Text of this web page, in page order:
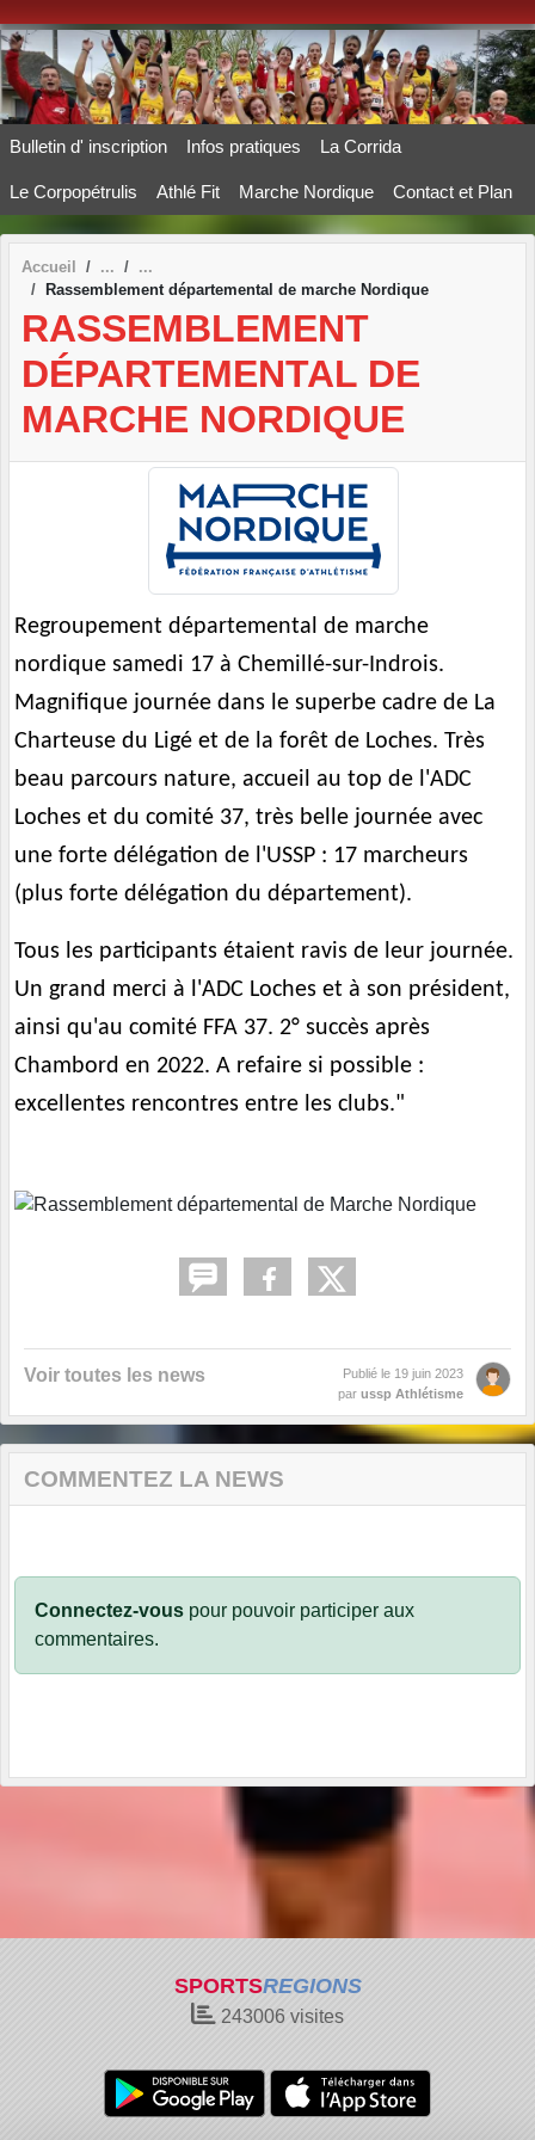
Bulletin d' inscription Infos pratiques La Corrida
Le Corpopétrulis Athlé Fit Marche Nordique Contact et Plan
Accueil
Rassemblement départemental de marche Nordique
RASSEMBLEMENT
DÉPARTEMENTAL DE
MARCHE NORDIQUE
Regroupement départemental de marche
nordique samedi 17 à Chemillé-sur-Indrois.
Magnifique journée dans le superbe cadre de La
Charteuse du Ligé et de la forêt de Loches. Très
beau parcours nature, accueil au top de l'ADC
Loches et du comité 37, très belle journée avec
une forte délégation de l'USSP : 17 marcheurs
(plus forte délégation du département).
Tous les participants étaient ravis de leur journée.
Un grand merci à l'ADC Loches et à son président,
ainsi qu'au comité FFA 37. 2° succès après
Chambord en 2022. A refaire si possible :
excellentes rencontres entre les clubs."
Voir toutes les news Publié le 19 juin 2023
par ussp Athlétisme
COMMENTEZ LA NEWS
Connectez-vous pour pouvoir participer aux
commentaires.
SPORTSREGIONS
243006 visites